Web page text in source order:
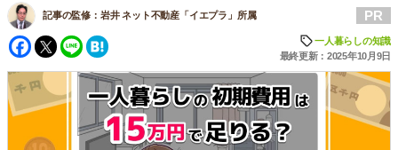
記事の監修： 岩井 ネット不動産「イエプラ」所属
Facebook
Twitter
Line
PR
一人暮らしの知識
最終更新：2025年10月9日